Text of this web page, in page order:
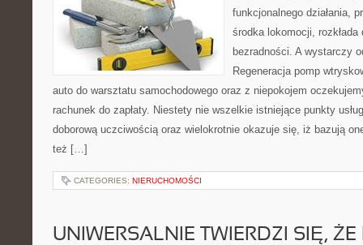
funkcjonalnego działania,
środka lokomocji, rozkłada
bezradności. A wystarczy
Regeneracja pomp
auto do warsztatu samochodowego oraz z niepokojem
rachunek do zapłaty. Niestety nie wszelkie istniejące punkty
doborową uczciwością oraz wielokrotnie okazuje się, iż bazują
też […]
CATEGORIES: NIERUCHOMOŚCI
UNIWERSALNIE TWIERDZI SIĘ, ŻE